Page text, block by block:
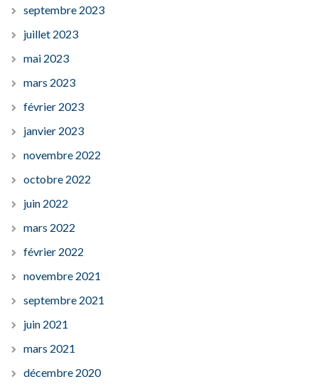
septembre 2023
juillet 2023
mai 2023
mars 2023
février 2023
janvier 2023
novembre 2022
octobre 2022
juin 2022
mars 2022
février 2022
novembre 2021
septembre 2021
juin 2021
mars 2021
décembre 2020